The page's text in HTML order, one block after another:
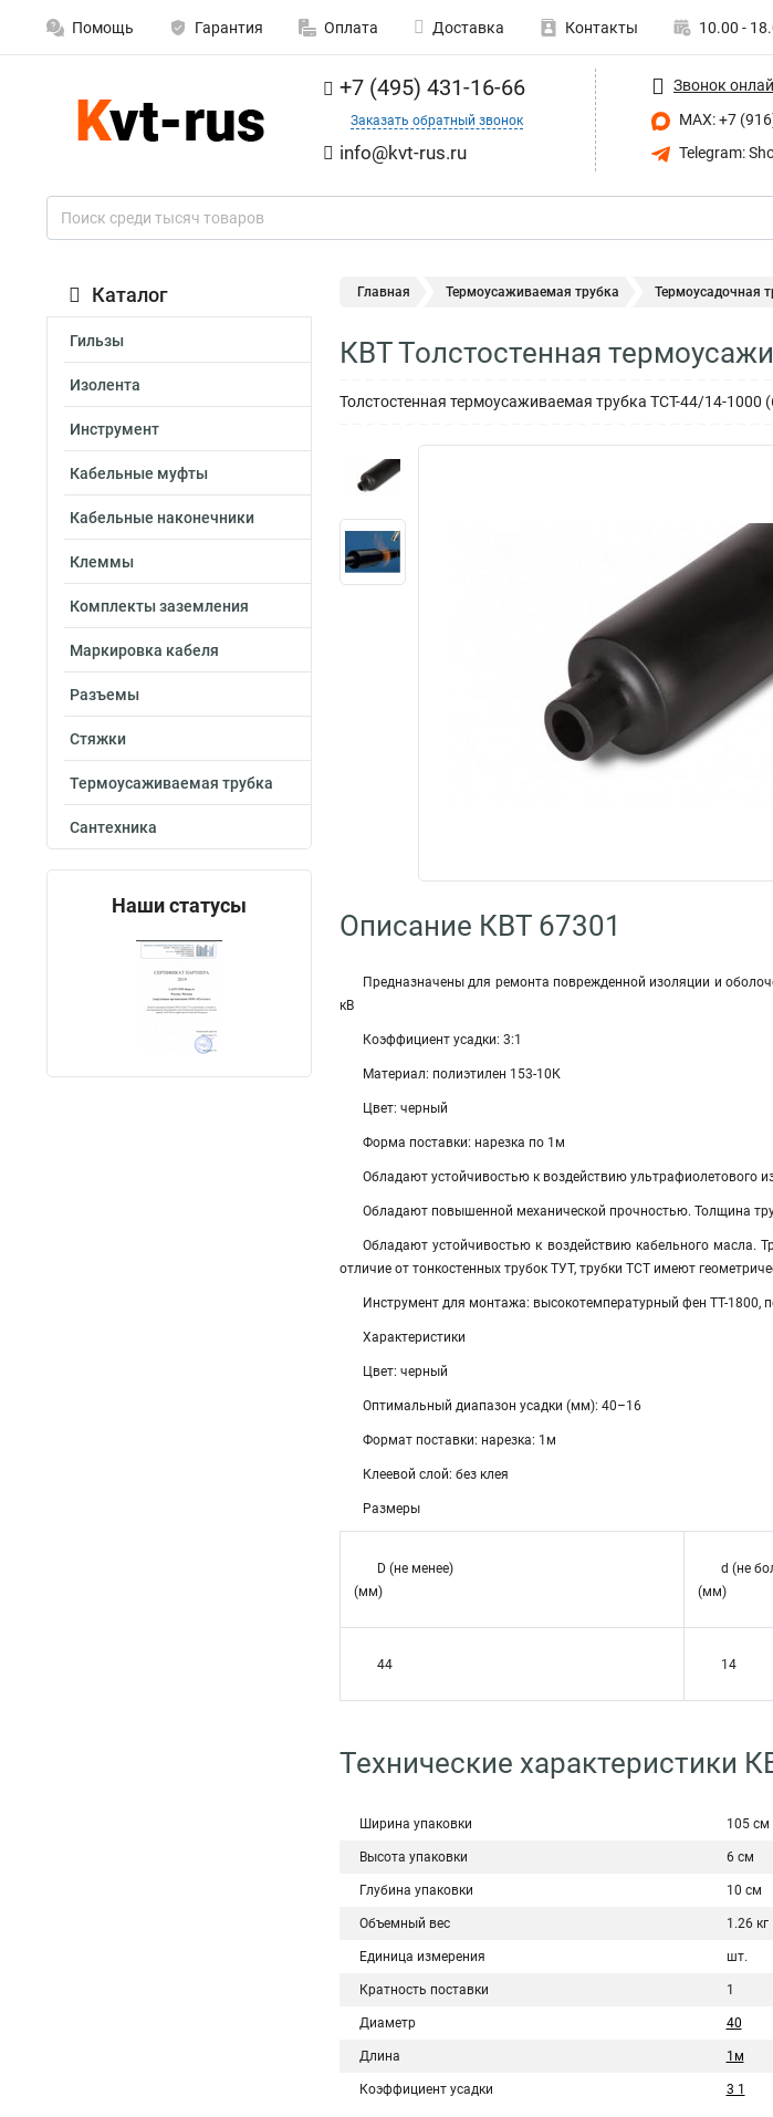
Помощь Гарантия Оплата Доставка Контакты 10.00 -
+7 (495) 431-16-66
Заказать обратный звонок
info@kvt-rus.ru
Звонок
MAX: +7
Telegram:
Каталог
Гильзы
Изолента
Инструмент
Кабельные муфты
Кабельные наконечники
Клеммы
Комплекты заземления
Маркировка кабеля
Разъемы
Стяжки
Термоусаживаемая трубка
Сантехника
Наши статусы
Главная Термоусаживаемая трубка Термоусадочная
КВТ Толстостенная
Толстостенная термоусаживаемая трубка ТСТ-44/14-1000
Описание КВТ 67301
Предназначены для ремонта поврежденной изоляции и
кВ
Коэффициент усадки: 3:1
Материал: полиэтилен 153-10К
Цвет: черный
Форма поставки: нарезка по 1м
Обладают устойчивостью к воздействию ультрафиолетового
Обладают повышенной механической прочностью. Толщина
Обладают устойчивостью к воздействию кабельного масла.
отличие от тонкостенных трубок ТУТ, трубки ТСТ имеют
Инструмент для монтажа: высокотемпературный фен ТТ-1800,
Характеристики
Цвет: черный
Оптимальный диапазон усадки (мм): 40–16
Формат поставки: нарезка: 1м
Клеевой слой: без клея
Размеры
D (не менее)
(мм)
d (не
(мм)
44 14
Технические характеристики
Ширина упаковки 105 см
Высота упаковки 6 см
Глубина упаковки 10 см
Объемный вес 1.26 кг
Единица измерения шт.
Кратность поставки 1
Диаметр 40
Длина 1м
Коэффициент усадки 3 1